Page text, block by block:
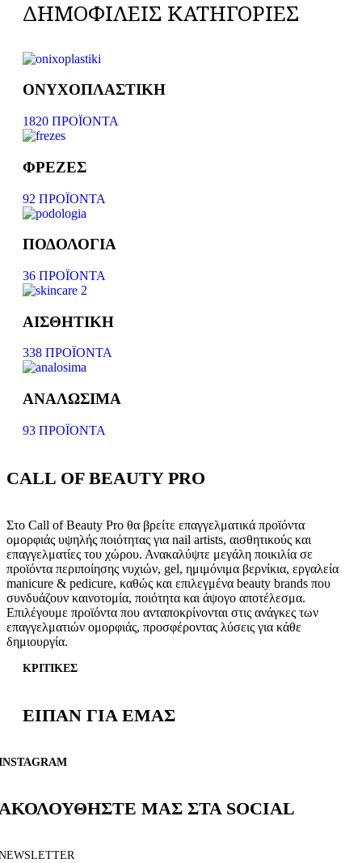
ΔΗΜΟΦΙΛΕΙΣ ΚΑΤΗΓΟΡΙΕΣ
ΟΝΥΧΟΠΛΑΣΤΙΚΗ
1820 ΠΡΟΪΌΝΤΑ
ΦΡΕΖΕΣ
92 ΠΡΟΪΌΝΤΑ
ΠΟΔΟΛΟΓΙΑ
36 ΠΡΟΪΌΝΤΑ
ΑΙΣΘΗΤΙΚΗ
338 ΠΡΟΪΌΝΤΑ
ΑΝΑΛΩΣΙΜΑ
93 ΠΡΟΪΌΝΤΑ
CALL OF BEAUTY PRO
Στο Call of Beauty Pro θα βρείτε επαγγελματικά προϊόντα
ομορφιάς υψηλής ποιότητας για nail artists, αισθητικούς και
επαγγελματίες του χώρου. Ανακαλύψτε μεγάλη ποικιλία σε
προϊόντα περιποίησης νυχιών, gel, ημιμόνιμα βερνίκια, εργαλεία
manicure & pedicure, καθώς και επιλεγμένα beauty brands που
συνδυάζουν καινοτομία, ποιότητα και άψογο αποτέλεσμα.
Επιλέγουμε προϊόντα που ανταποκρίνονται στις ανάγκες των
επαγγελματιών ομορφιάς, προσφέροντας λύσεις για κάθε
δημιουργία.
ΚΡΙΤΙΚΕΣ
ΕΙΠΑΝ ΓΙΑ ΕΜΑΣ
ΜΑΣ ΣΤΑ SOCIAL